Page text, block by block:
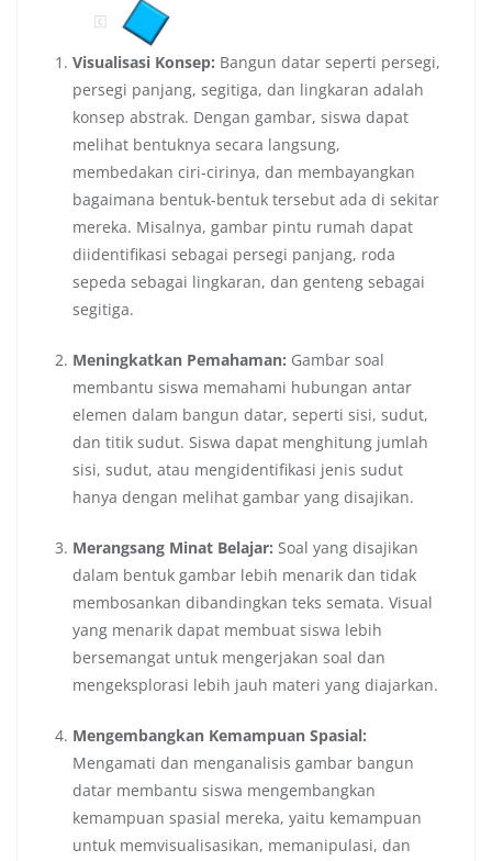
Visualisasi Konsep: Bangun datar seperti persegi,
persegi panjang, segitiga, dan lingkaran adalah
konsep abstrak. Dengan gambar, siswa dapat
melihat bentuknya secara langsung,
membedakan ciri-cirinya, dan membayangkan
bagaimana bentuk-bentuk tersebut ada di sekitar
mereka. Misalnya, gambar pintu rumah dapat
diidentifikasi sebagai persegi panjang, roda
sepeda sebagai lingkaran, dan genteng sebagai
segitiga.
Meningkatkan Pemahaman: Gambar soal
membantu siswa memahami hubungan antar
elemen dalam bangun datar, seperti sisi, sudut,
dan titik sudut. Siswa dapat menghitung jumlah
sisi, sudut, atau mengidentifikasi jenis sudut
hanya dengan melihat gambar yang disajikan.
Merangsang Minat Belajar: Soal yang disajikan
dalam bentuk gambar lebih menarik dan tidak
membosankan dibandingkan teks semata. Visual
yang menarik dapat membuat siswa lebih
bersemangat untuk mengerjakan soal dan
mengeksplorasi lebih jauh materi yang diajarkan.
Mengembangkan Kemampuan Spasial:
Mengamati dan menganalisis gambar bangun
datar membantu siswa mengembangkan
kemampuan spasial mereka, yaitu kemampuan
untuk memvisualisasikan, memanipulasi, dan